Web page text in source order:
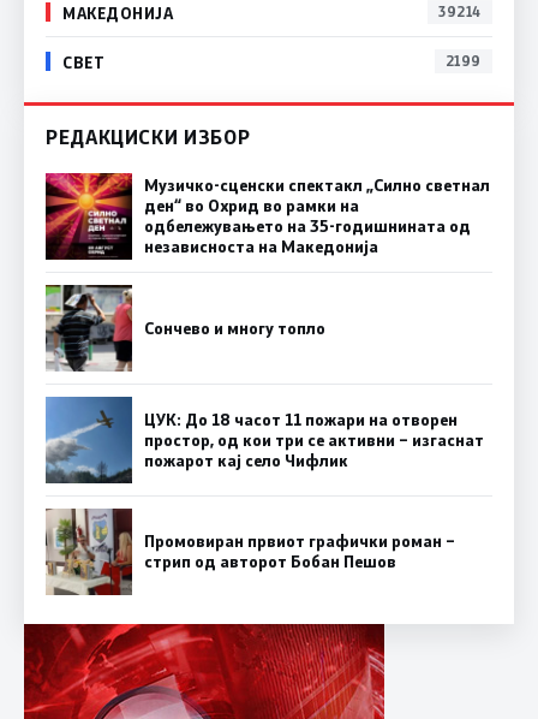
МАКЕДОНИЈА 39214
СВЕТ 2199
РЕДАКЦИСКИ ИЗБОР
Музичко-сценски спектакл „Силно светнал
ден“ во Охрид во рамки на
одбележувањето на 35-годишнината од
независноста на Македонија
Сончево и многу топло
ЦУК: До 18 часот 11 пожари на отворен
простор, од кои три се активни – изгаснат
пожарот кај село Чифлик
Промовиран првиот графички роман –
стрип од авторот Бобан Пешов